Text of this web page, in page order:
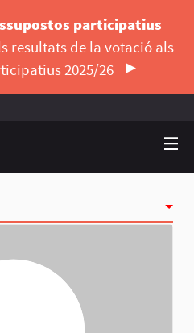
participatius
resultats de la votació als
2025/26